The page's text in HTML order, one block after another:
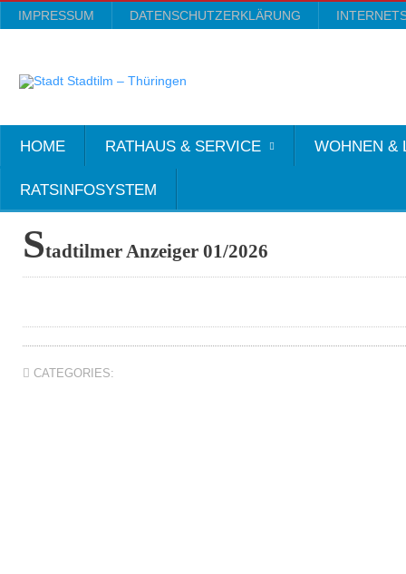
IMPRESSUM DATENSCHUTZERKLÄRUNG
HOME RATHAUS & SERVICE WOHNEN &
RATSINFOSYSTEM
Stadtilmer Anzeiger 01/2026
CATEGORIES: